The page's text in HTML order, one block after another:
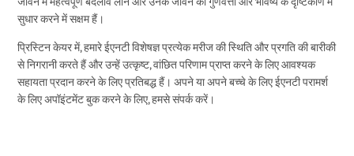
सुधार करने में सक्षम हैं।
प्रिस्टिन केयर में, हमारे ईएनटी विशेषज्ञ प्रत्येक मरीज की स्थिति और प्रगति की बारीकी
से निगरानी करते हैं और उन्हें उत्कृष्ट, वांछित परिणाम प्राप्त करने के लिए आवश्यक
सहायता प्रदान करने के लिए प्रतिबद्ध हैं। अपने या अपने बच्चे के लिए ईएनटी परामर्श
के लिए अपॉइंटमेंट बुक करने के लिए, हमसे संपर्क करें।